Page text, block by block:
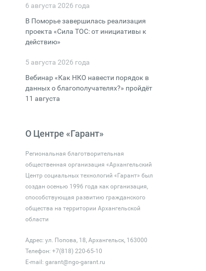
6 августа 2026 года
В Поморье завершилась реализация
проекта «Сила ТОС: от инициативы к
действию»
5 августа 2026 года
Вебинар «Как НКО навести порядок в
данных о благополучателях?» пройдёт
11 августа
О Центре «Гарант»
Региональная благотворительная
общественная организация «Архангельский
Центр социальных технологий «Гарант» был
создан осенью 1996 года как организация,
способствующая развитию гражданского
общества на территории Архангельской
области
Адрес: ул. Попова, 18, Архангельск, 163000
Телефон: +7(818) 220-65-10
E-mail: garant@ngo-garant.ru